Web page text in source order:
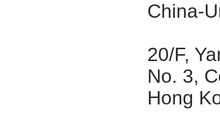
China-
20/F,
No. 3,
Hong